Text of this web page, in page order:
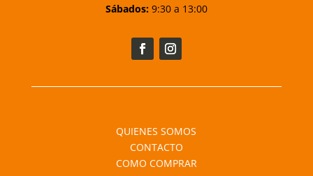
Sábados:9:30 a 13:00
QUIENES SOMOS
CONTACTO
COMO COMPRAR